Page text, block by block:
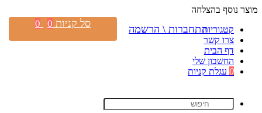
מוצר נוסף בהצלחה
קטגוריות
צרו קשר
דף הבית
החשבון שלי
0 עגלת קניות
התחברות \ הרשמה סל קניות 0
0